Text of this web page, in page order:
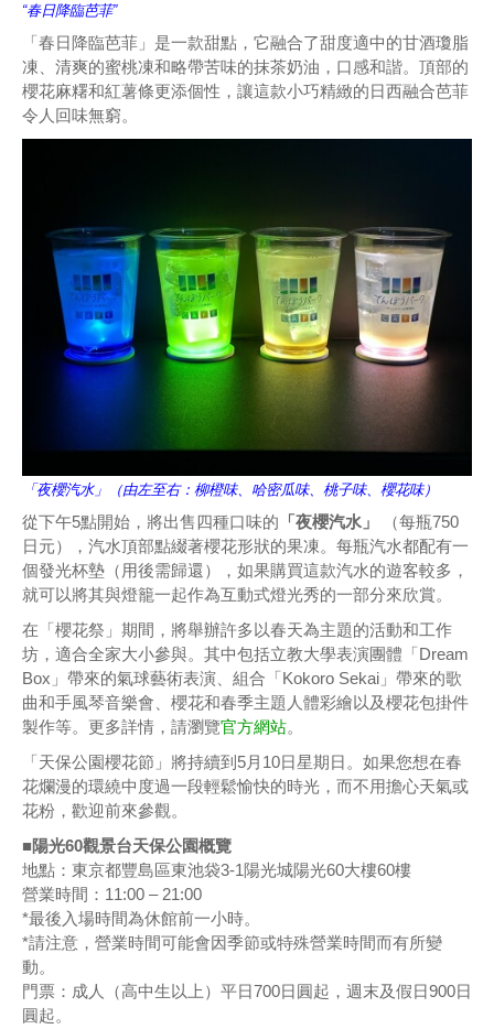
“春日降臨芭菲”
「春日降臨芭菲」是一款甜點，它融合了甜度適中的甘酒瓊脂
凍、清爽的蜜桃凍和略帶苦味的抹茶奶油，口感和諧。頂部的
櫻花麻糬和紅薯條更添個性，讓這款小巧精緻的日西融合芭菲
令人回味無窮。
「夜櫻汽水」（由左至右：柳橙味、哈密瓜味、桃子味、櫻花味）
從下午5點開始，將出售四種口味的 「夜櫻汽水」
（每瓶750
日元），汽水頂部點綴著櫻花形狀的果凍。每瓶汽水都配有一
個發光杯墊（用後需歸還），如果購買這款汽水的遊客較多，
就可以將其與燈籠一起作為互動式燈光秀的一部分來欣賞。
在「櫻花祭」期間，將舉辦許多以春天為主題的活動和工作
坊，適合全家大小參與。其中包括立教大學表演團體「Dream
Box」帶來的氣球藝術表演、組合「Kokoro Sekai」帶來的歌
曲和手風琴音樂會、櫻花和春季主題人體彩繪以及櫻花包掛件
製作等。更多詳情，請瀏覽官方網站。
「天保公園櫻花節」將持續到5月10日星期日。如果您想在春
花爛漫的環繞中度過一段輕鬆愉快的時光，而不用擔心天氣或
花粉，歡迎前來參觀。
■陽光60觀景台天保公園概覽
地點：東京都豐島區東池袋3-1陽光城陽光60大樓60樓
營業時間：11:00 – 21:00
*最後入場時間為休館前一小時。
*請注意，營業時間可能會因季節或特殊營業時間而有所變
動。
門票：成人（高中生以上）平日700日圓起，週末及假日900日
圓起。